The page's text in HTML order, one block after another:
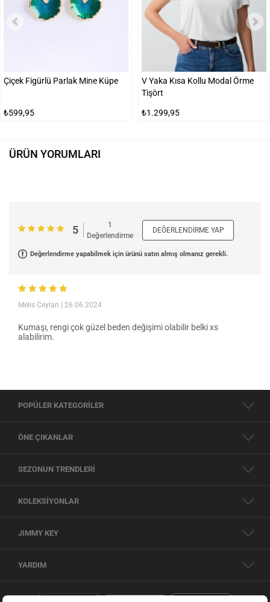
Çiçek Figürlü Parlak Mine Küpe
₺599,95
V Yaka Kısa Kollu Modal Örme
Tişört
₺1.299,95
ÜRÜN YORUMLARI
5
1
Değerlendirme
DEĞERLENDIRME YAP
Değerlendirme yapabilmek için ürünü satın almış olmanız gerekli.
Melis Ceylan | 26.06.2024
Kumaşı, rengi çok güzel beden değişimi olabilir belki xs
alabilirim.
POPÜLER KATEGORİLER
ÖNE ÇIKANLAR
SEZONUN TRENDLERİ
KOLEKSİYONLAR
JIMMY KEY
YARDIM